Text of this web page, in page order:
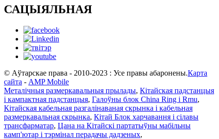
САЦЫЯЛЬНАЯ
© Аўтарскае права - 2010-2023 : Усе правы абаронены.Карта
сайта - AMP Mobile
Металічныя размеркавальныя прылады, Кітайская падстанцыя
і кампактная падстанцыя, Галоўны блок China Ring і Rmu,
Кітайская кабельная разгалінаваная скрынка і кабельная
размеркавальная скрынка, Кітай Блок харчавання і сілавы
трансфарматар, Цана на Кітайскі партатыўны мабільны
камп'ютар і тэрмінал перадачы дадзеных,